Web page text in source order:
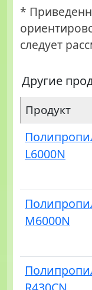
*
следует
Другие
Продукт
L6000N
M6000N